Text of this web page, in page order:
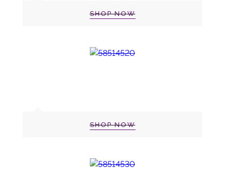
SHOP NOW
SHOP NOW